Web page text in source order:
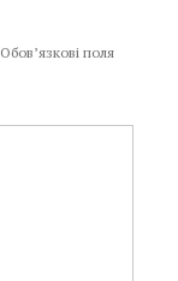
Обов’язкові поля